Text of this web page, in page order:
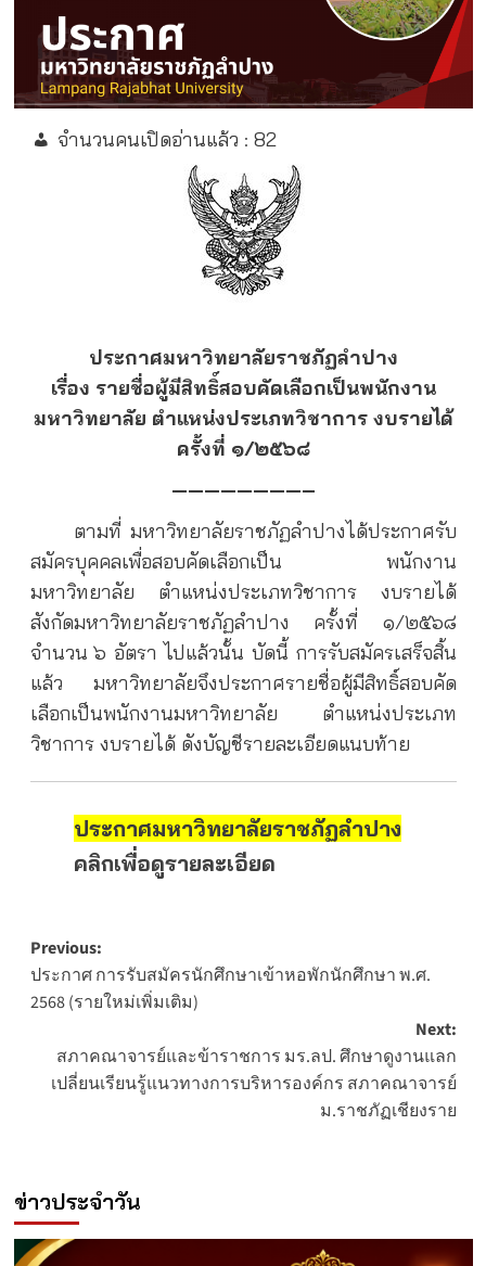
จำนวนคนเปิดอ่านแล้ว : 82
ประกาศมหาวิทยาลัยราชภัฏลำปาง
เรื่อง รายชื่อผู้มีสิทธิ์สอบคัดเลือกเป็นพนักงาน
มหาวิทยาลัย ตำแหน่งประเภทวิชาการ งบรายได้
ครั้งที่ ๑/๒๕๖๘
————————–
ตามที่ มหาวิทยาลัยราชภัฏลำปางได้ประกาศรับ
สมัครบุคคลเพื่อสอบคัดเลือกเป็น พนักงาน
มหาวิทยาลัย ตำแหน่งประเภทวิชาการ งบรายได้
สังกัดมหาวิทยาลัยราชภัฏลำปาง ครั้งที่ ๑/๒๕๖๘
จำนวน ๖ อัตรา ไปแล้วนั้น บัดนี้ การรับสมัครเสร็จสิ้น
แล้ว มหาวิทยาลัยจึงประกาศรายชื่อผู้มีสิทธิ์สอบคัด
เลือกเป็นพนักงานมหาวิทยาลัย ตำแหน่งประเภท
วิชาการ งบรายได้ ดังบัญชีรายละเอียดแนบท้าย
ประกาศมหาวิทยาลัยราชภัฏลำปาง
คลิกเพื่อดูรายละเอียด
Post
navigation
Previous:
ประกาศ การรับสมัครนักศึกษาเข้าหอพักนักศึกษา พ.ศ.
2568 (รายใหม่เพิ่มเติม)
Next:
สภาคณาจารย์และข้าราชการ มร.ลป. ศึกษาดูงานแลก
เปลี่ยนเรียนรู้แนวทางการบริหารองค์กร สภาคณาจารย์
ม.ราชภัฏเชียงราย
ข่าวประจำวัน